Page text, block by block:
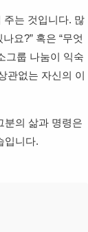
주는 것입니다. 많
요?” 혹은 “무엇
그룹 나눔이 익숙
관없는 자신의 이
분의 삶과 명령은
입니다.